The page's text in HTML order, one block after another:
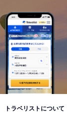
トラベリストについて